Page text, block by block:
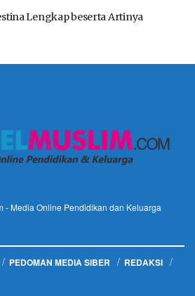
Lengkap beserta Artinya
- Media Online Pendidikan dan Keluarga
PEDOMAN MEDIA SIBER
REDAKSI